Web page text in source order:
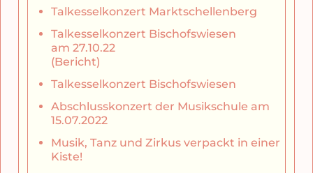
Talkesselkonzert Marktschellenberg
Talkesselkonzert Bischofswiesen
am 27.10.22
(Bericht)
Talkesselkonzert Bischofswiesen
Abschlusskonzert der Musikschule am
15.07.2022
Musik, Tanz und Zirkus verpackt in einer
Kiste!